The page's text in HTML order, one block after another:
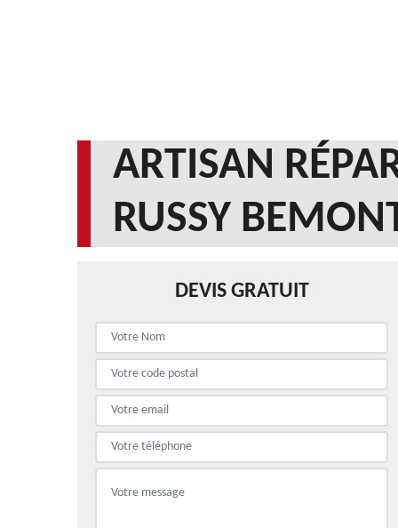
ARTISAN
RUSSY
DEVIS GRATUIT